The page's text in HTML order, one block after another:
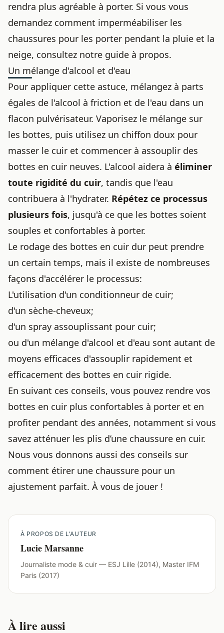
rendra plus agréable à porter. Si vous vous
demandez comment imperméabiliser les
chaussures pour les porter pendant la pluie et la
neige, consultez notre guide à propos.
Un mélange d'alcool et d'eau
Pour appliquer cette astuce, mélangez à parts
égales de l'alcool à friction et de l'eau dans un
flacon pulvérisateur. Vaporisez le mélange sur
les bottes, puis utilisez un chiffon doux pour
masser le cuir et commencer à assouplir des
bottes en cuir neuves. L'alcool aidera à éliminer
toute rigidité du cuir, tandis que l'eau
contribuera à l'hydrater. Répétez ce processus
plusieurs fois, jusqu'à ce que les bottes soient
souples et confortables à porter.
Le rodage des bottes en cuir dur peut prendre
un certain temps, mais il existe de nombreuses
façons d'accélérer le processus:
L'utilisation d'un conditionneur de cuir;
d'un sèche-cheveux;
d'un spray assouplissant pour cuir;
ou d'un mélange d'alcool et d'eau sont autant de
moyens efficaces d'assouplir rapidement et
efficacement des bottes en cuir rigide.
En suivant ces conseils, vous pouvez rendre vos
bottes en cuir plus confortables à porter et en
profiter pendant des années, notamment si vous
savez atténuer les plis d’une chaussure en cuir.
Nous vous donnons aussi des conseils sur
comment étirer une chaussure pour un
ajustement parfait. À vous de jouer !
À PROPOS DE L'AUTEUR
Lucie Marsanne
Journaliste mode & cuir — ESJ Lille (2014), Master IFM
Paris (2017)
À lire aussi